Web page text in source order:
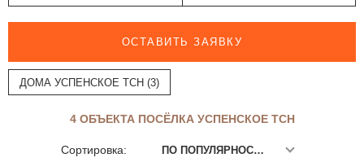
ОСТАВИТЬ ЗАЯВКУ
ДОМА УСПЕНСКОЕ ТСН (3)
4 ОБЪЕКТА ПОСЁЛКА УСПЕНСКОЕ ТСН
Сортировка: ПО ПОПУЛЯРНОСТИ